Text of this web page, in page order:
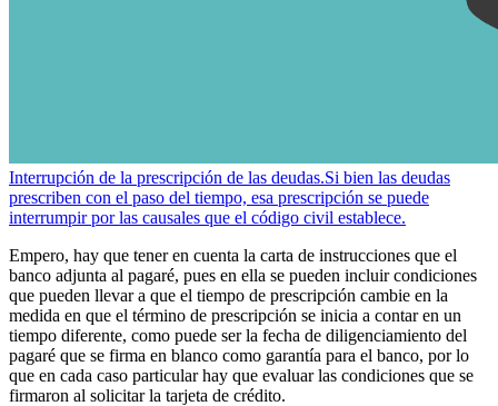
Interrupción de la prescripción de las deudas.Si bien las deudas
prescriben con el paso del tiempo, esa prescripción se puede
interrumpir por las causales que el código civil establece.
Empero, hay que tener en cuenta la carta de instrucciones que el
banco adjunta al pagaré, pues en ella se pueden incluir condiciones
que pueden llevar a que el tiempo de prescripción cambie en la
medida en que el término de prescripción se inicia a contar en un
tiempo diferente, como puede ser la fecha de diligenciamiento del
pagaré que se firma en blanco como garantía para el banco, por lo
que en cada caso particular hay que evaluar las condiciones que se
firmaron al solicitar la tarjeta de crédito.